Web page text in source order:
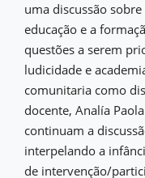
uma discussão
educação e a
questões a serem
ludicidade e
comunitaria como
docente, Analía
continuam a
interpelando a
de intervenção/